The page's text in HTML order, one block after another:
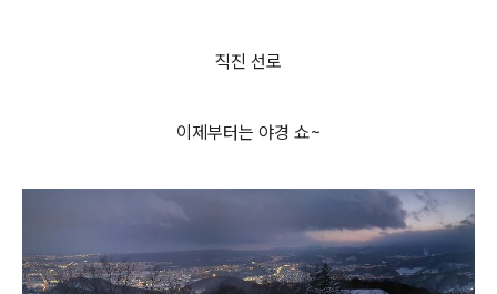
직진 선로
이제부터는 야경 쇼~